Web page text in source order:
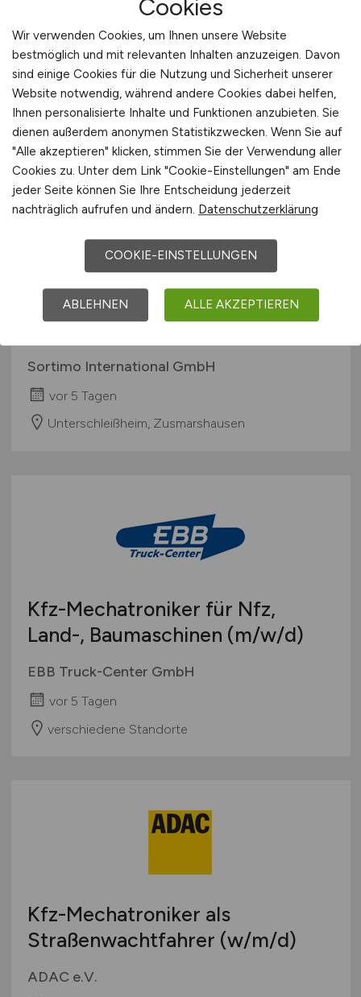
SYNEQT
vor 5 Tagen
Marl
KFZ-Mechatroniker mit
Weiterbildungsmöglichkeiten
(m/w/d)
Sortimo International GmbH
vor 5 Tagen
Unterschleißheim, Zusmarshausen
Kfz-Mechatroniker für Nfz,
Land-, Baumaschinen (m/w/d)
EBB Truck-Center GmbH
vor 5 Tagen
verschiedene Standorte
Kfz-Mechatroniker als
Straßenwachtfahrer (w/m/d)
ADAC e.V.
Cookies
Wir verwenden Cookies, um Ihnen unsere Website
bestmöglich und mit relevanten Inhalten anzuzeigen. Davon
sind einige Cookies für die Nutzung und Sicherheit unserer
Website notwendig, während andere Cookies dabei helfen,
Ihnen personalisierte Inhalte und Funktionen anzubieten. Sie
dienen außerdem anonymen Statistikzwecken. Wenn Sie auf
"Alle akzeptieren" klicken, stimmen Sie der Verwendung aller
Cookies zu. Unter dem Link "Cookie-Einstellungen" am Ende
jeder Seite können Sie Ihre Entscheidung jederzeit
nachträglich aufrufen und ändern. Datenschutzerklärung
COOKIE-EINSTELLUNGEN
ABLEHNEN ALLE AKZEPTIEREN